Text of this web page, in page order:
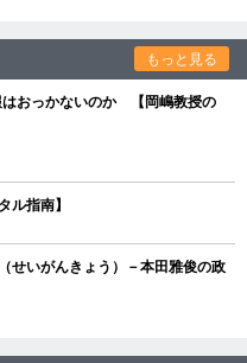
もっと見る
はおっかないのか 【岡嶋教授の
指南】
せいがんきょう）－本田雅俊の政